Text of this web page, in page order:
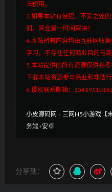
法使用。
3.如果本站有侵犯、不妥之处
们。将会第一时间解决！
4.本站所有内容均由互联网收
学习，不存在任何商业目的与商
5.本站提供的所有资源仅供参
下载本站资源参与商业和非法
6.侵权联系邮箱：
小皮源码网 » 三网H5小游戏【
务端+安卓
分享到：